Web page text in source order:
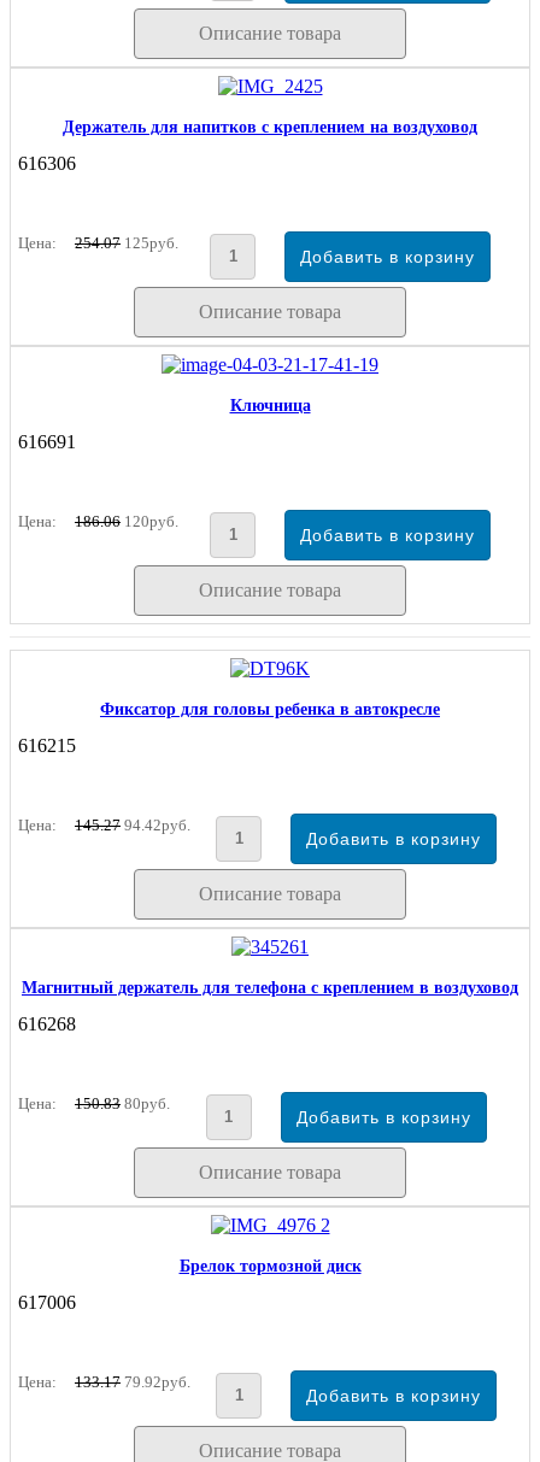
Описание товара
Держатель для напитков c креплением на воздуховод
616306
Цена: 254.07 125руб.
Описание товара
Ключница
616691
Цена: 186.06 120руб.
Описание товара
Фиксатор для головы ребенка в автокресле
616215
Цена: 145.27 94.42руб.
Описание товара
Магнитный держатель для телефона с креплением в воздуховод
616268
Цена: 150.83 80руб.
Описание товара
Брелок тормозной диск
617006
Цена: 133.17 79.92руб.
Описание товара